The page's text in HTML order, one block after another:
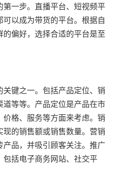
一步。直播平台、短视频平
以成为带货的平台。根据自
偏好，选择合适的平台是至
键之一。包括产品定位、销
等等。产品定位是产品在市
格、服务等方面来考虑。销
的销售额或销售数量。营销
品，并吸引顾客关注。推广
括电子商务网站、社交平